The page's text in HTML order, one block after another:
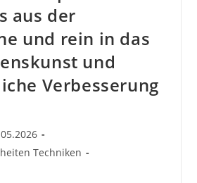
aus der
und rein in das
und
Verbesserung
Techniken